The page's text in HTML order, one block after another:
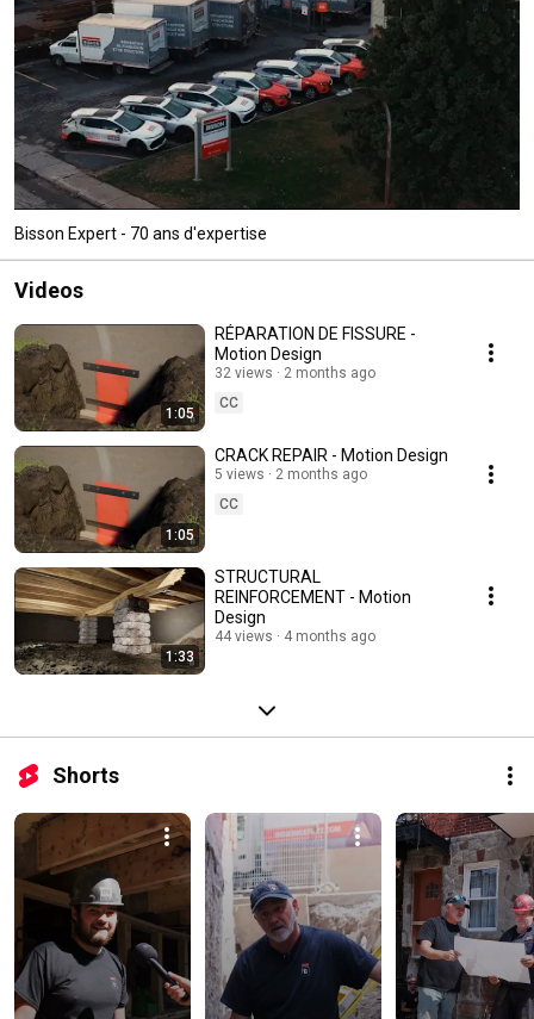
Bisson Expert - 70 ans d'expertise
Videos
1:05
RÉPARATION DE FISSURE -
Motion Design
32 views
2 months ago
CC
1:05
CRACK REPAIR - Motion Design
5 views
2 months ago
CC
1:33
STRUCTURAL
REINFORCEMENT - Motion
Design
44 views 4 months ago
Shorts